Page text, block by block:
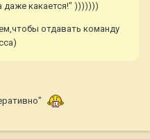
даже какается!" )))))))
отдавать команду